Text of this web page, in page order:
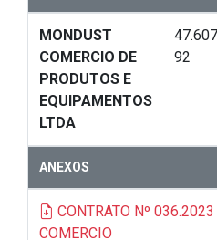
MONDUST
COMERCIO DE
PRODUTOS E
EQUIPAMENTOS
LTDA
92
ANEXOS
CONTRATO Nº
COMERCIO